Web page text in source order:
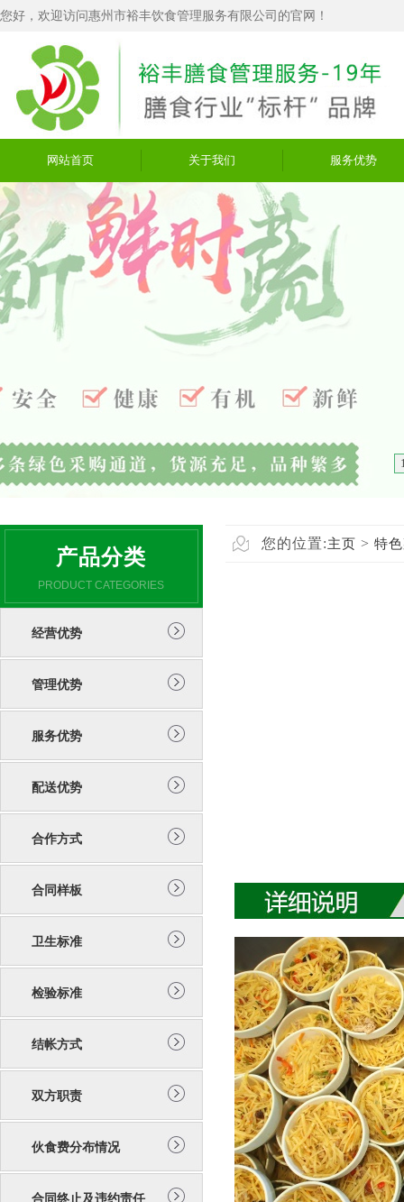
您好，欢迎访问惠州市裕丰饮食管理服务有限公司的官网！
网站首页 关于我们 服务优势
产品分类
PRODUCT CATEGORIES
经营优势
管理优势
服务优势
配送优势
合作方式
合同样板
卫生标准
检验标准
结帐方式
双方职责
伙食费分布情况
合同终止及违约责任
您的位置:主页 > 特